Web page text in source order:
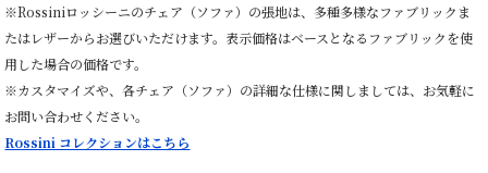
ニ
ン
グ
ア
ー
チ
ェ
※Rossiniロッシーニのチェア（ソファ）の張地は、多種多様なファブリックま
たはレザーからお選びいただけます。表示価格はベースとなるファブリックを使
用した場合の価格です。
※カスタマイズや、各チェア（ソファ）の詳細な仕様に関しましては、お気軽に
お問い合わせください。
Rossini コレクションはこちら